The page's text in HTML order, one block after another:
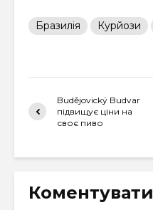
Бразилія Курйози
Budějovický Budvar
підвищує ціни на
своє пиво
Коментувати